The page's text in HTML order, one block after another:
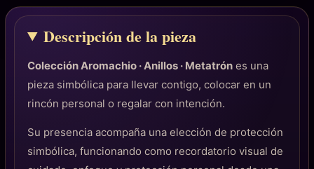
Descripción de la pieza
Colección Aromachio · Anillos · Metatrón es una
pieza simbólica para llevar contigo, colocar en un
rincón personal o regalar con intención.
Su presencia acompaña una elección de protección
simbólica, funcionando como recordatorio visual de